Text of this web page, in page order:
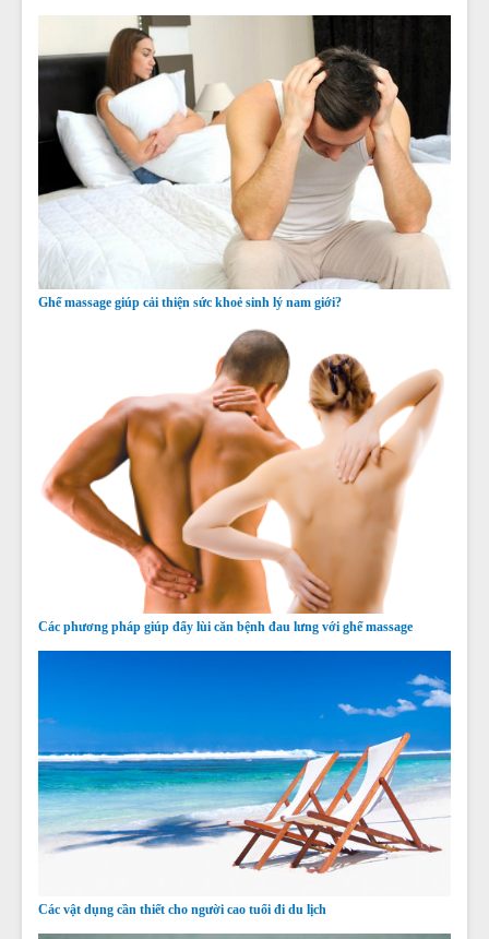
Ghế massage giúp cải thiện sức khoẻ sinh lý nam giới?
Các phương pháp giúp đẩy lùi căn bệnh đau lưng với ghế massage
Các vật dụng cần thiết cho người cao tuổi đi du lịch